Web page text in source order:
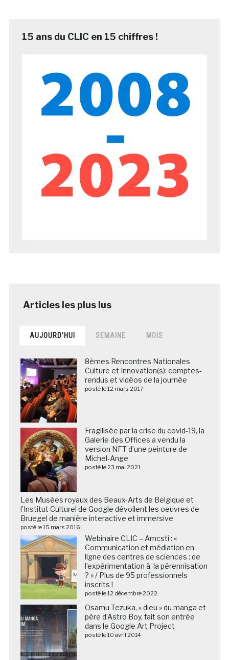
15 ans du CLIC en 15 chiffres !
AUJOURD’HUI SEMAINE MOIS
8èmes Rencontres Nationales
Culture et Innovation(s): comptes-
rendus et vidéos de la journée
posté le 12 mars 2017
Fragilisée par la crise du covid-19, la
Galerie des Offices a vendu la
version NFT d’une peinture de
Michel-Ange
posté le 23 mai 2021
Les Musées royaux des Beaux-Arts de Belgique et
l’Institut Culturel de Google dévoilent les oeuvres de
Bruegel de manière interactive et immersive
posté le 15 mars 2016
Webinaire CLIC – Amcsti : «
Communication et médiation en
ligne des centres de sciences : de
l’expérimentation à la pérennisation
? » / Plus de 95 professionnels
inscrits !
posté le 12 décembre 2022
Osamu Tezuka, « dieu » du manga et
père d’Astro Boy, fait son entrée
dans le Google Art Project
posté le 10 avril 2014